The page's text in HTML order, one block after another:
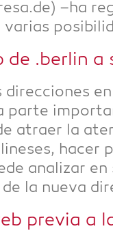
–ha
de .ber­lin
par­te
atraer la
hacer
ana­li­zar
la nue­va
pre­via a